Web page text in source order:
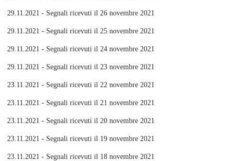
29.11.2021 - Segnali ricevuti il 26 novembre 2021
29.11.2021 - Segnali ricevuti il 25 novembre 2021
29.11.2021 - Segnali ricevuti il 24 novembre 2021
29.11.2021 - Segnali ricevuti il 23 novembre 2021
23.11.2021 - Segnali ricevuti il 22 novembre 2021
23.11.2021 - Segnali ricevuti il 21 novembre 2021
23.11.2021 - Segnali ricevuti il 20 novembre 2021
23.11.2021 - Segnali ricevuti il 19 novembre 2021
23.11.2021 - Segnali ricevuti il 18 novembre 2021